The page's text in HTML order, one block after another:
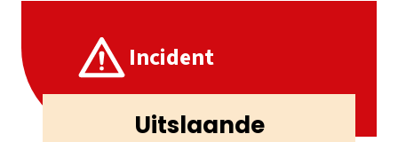
Incident
Uitslaande